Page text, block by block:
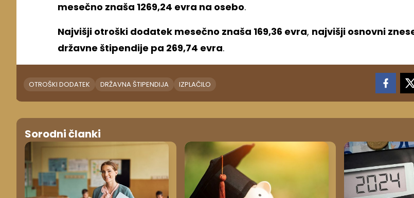
mesečno znaša 1269,24 evra na osebo.
Najvišji otroški dodatek mesečno znaša 169,36 evra, najvišji osnovni
državne štipendije pa 269,74 evra.
OTROŠKI DODATEK DRŽAVNA ŠTIPENDIJA IZPLAČILO
Sorodni članki